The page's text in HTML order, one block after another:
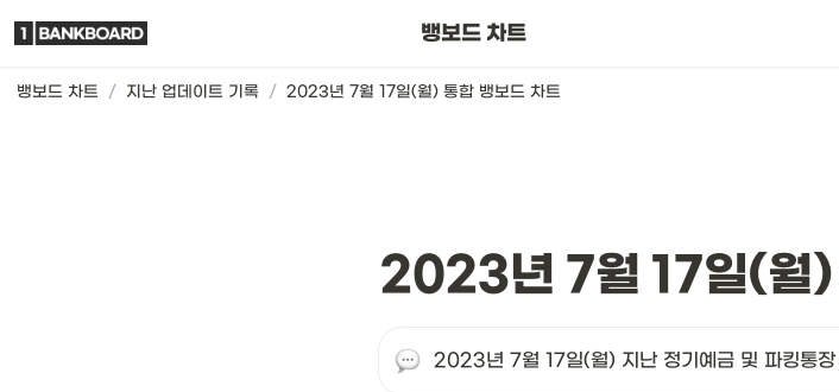
뱅보드 차트
뱅보드 차트 / 지난 업데이트 기록 / 2023년 7월 17일(월) 통합 뱅보드 차트
뱅보드 차트는요?
2023년 7월 17일(월)
2023년 7월 17일(월) 지난 정기예금 및 파킹통장